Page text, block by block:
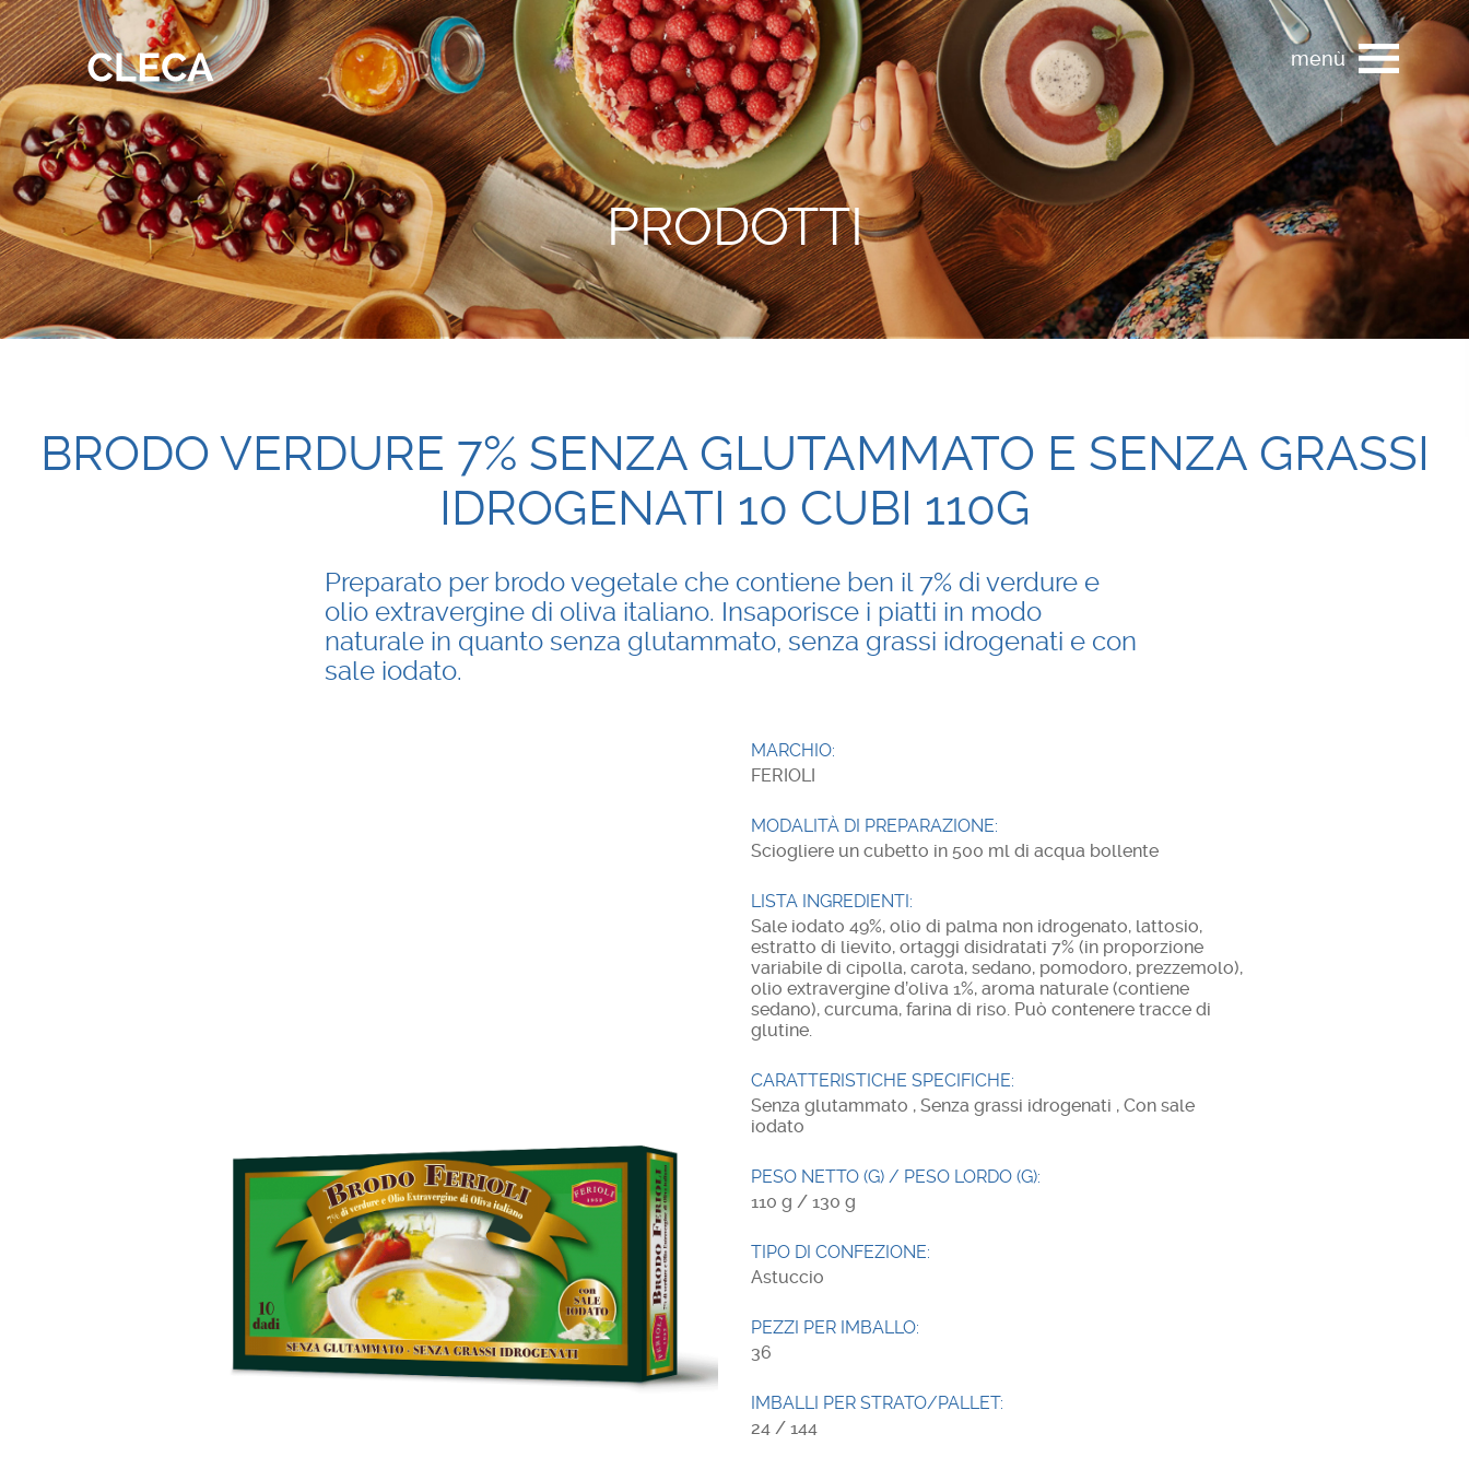
menù
PRODOTTI
BRODO VERDURE 7% SENZA GLUTAMMATO E SENZA GRASSI
IDROGENATI 10 CUBI 110G
Preparato per brodo vegetale che contiene ben il 7% di verdure e
olio extravergine di oliva italiano. Insaporisce i piatti in modo
naturale in quanto senza glutammato, senza grassi idrogenati e con
sale iodato.
MARCHIO:
FERIOLI
MODALITÀ DI PREPARAZIONE:
Sciogliere un cubetto in 500 ml di acqua bollente
LISTA INGREDIENTI:
Sale iodato 49%, olio di palma non idrogenato, lattosio,
estratto di lievito, ortaggi disidratati 7% (in proporzione
variabile di cipolla, carota, sedano, pomodoro, prezzemolo),
olio extravergine d’oliva 1%, aroma naturale (contiene
sedano), curcuma, farina di riso. Può contenere tracce di
glutine.
CARATTERISTICHE SPECIFICHE:
Senza glutammato , Senza grassi idrogenati , Con sale
iodato
PESO NETTO (G) / PESO LORDO (G):
110 g / 130 g
TIPO DI CONFEZIONE:
Astuccio
PEZZI PER IMBALLO:
36
IMBALLI PER STRATO/PALLET:
24 / 144